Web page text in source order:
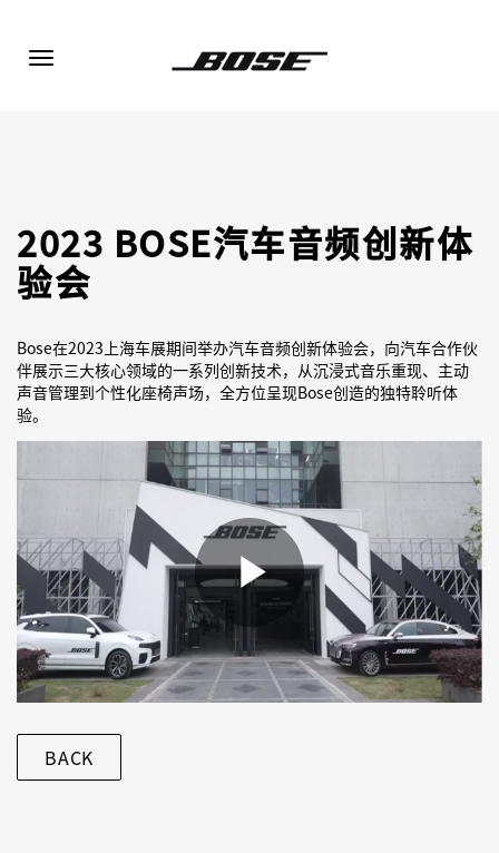
Toggle
2023 BOSE汽车音频创新体
验会
Bose在2023上海车展期间举办汽车音频创新体验会，向汽车合作伙
伴展示三大核心领域的一系列创新技术，从沉浸式音乐重现、主动
声音管理到个性化座椅声场，全方位呈现Bose创造的独特聆听体
验。
BACK